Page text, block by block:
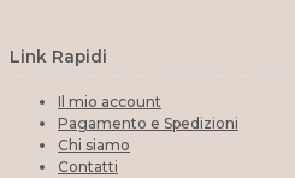
Link Rapidi
Il mio account
Pagamento e Spedizioni
Chi siamo
Contatti